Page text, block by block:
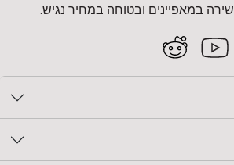
במאפיינים ובטוחה במחיר נגיש.